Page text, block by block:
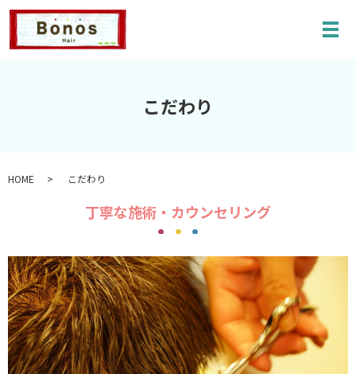
メ
こだわり
HOME こだわり
丁寧な施術・カウンセリング